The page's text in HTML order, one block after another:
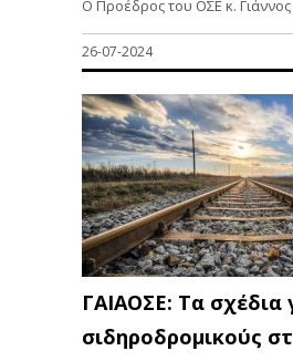
Ο Προέδρος του ΟΣΕ κ. Γιάννος
26-07-2024
ΓΑΙΑΟΣΕ: Τα σχέδια
σιδηροδρομικούς